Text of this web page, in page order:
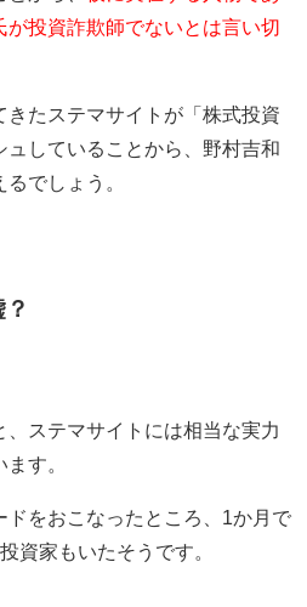
が投資詐欺師でないとは言い切
きたステマサイトが「株式投資
していることから、野村吉和
でしょう。
ステマサイトには相当な実力
す。
ドをおこなったところ、1か月で
資家もいたそうです。